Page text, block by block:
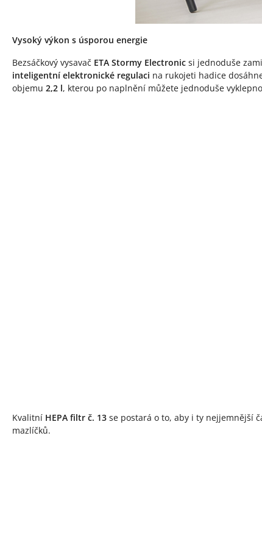
Vysoký výkon s úsporou energie
Bezsáčkový vysavač ETA Stormy Electronic si jednoduše
inteligentní elektronické regulaci na rukojeti hadice
objemu 2,2 l, kterou po naplnění můžete jednoduše
Kvalitní HEPA filtr č. 13 se postará o to, aby i ty nejjemnější
mazlíčků.